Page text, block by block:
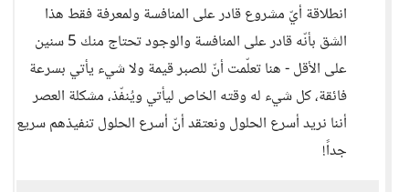
انطلاقة أيّ مشروع قادر على المنافسة ولمعرفة فقط هذا
الشق بأنّه قادر على المنافسة والوجود تحتاج منك 5 سنين
على الأقل - هنا تعلّمت أنّ للصبر قيمة ولا شيء يأتي بسرعة
فائقة، كل شيء له وقته الخاص ليأتي ويُنفّذ، مشكلة العصر
أننا نريد أسرع الحلول ونعتقد أنّ أسرع الحلول تنفيذهم سريع
جداً!